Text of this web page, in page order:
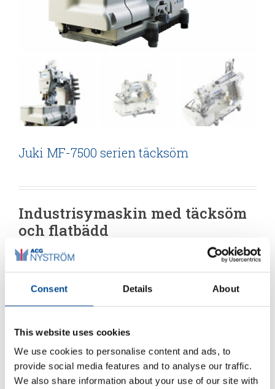
Consent Details About
This website uses cookies
We use cookies to personalise content and ads, to
provide social media features and to analyse our traffic.
We also share information about your use of our site with
Juki MF-7500 serien täcksöm
Industrisymaskin med täcksöm
och flatbädd
MF-7500-seriens industrisymaskiner innehåller
nyutvecklade täcksömsmaskiner försedda med massor
av mekanismer för att förbättra sömnadskvaliteten,
mikromekanismen för justering av differentialmatningen.
en mekanism som förebygger att tråden tvinnar ihop sig
i griparen och därmed ger förbättrat underhåll.